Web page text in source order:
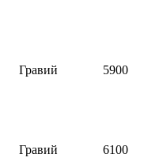
Гравий 5900
Гравий 6100